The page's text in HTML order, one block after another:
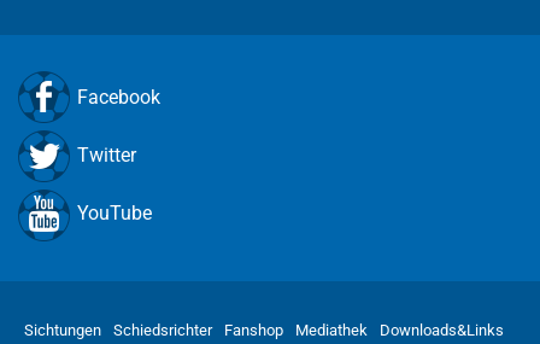
Facebook
Twitter
YouTube
Sichtungen Schiedsrichter Fanshop Mediathek Downloads&Links